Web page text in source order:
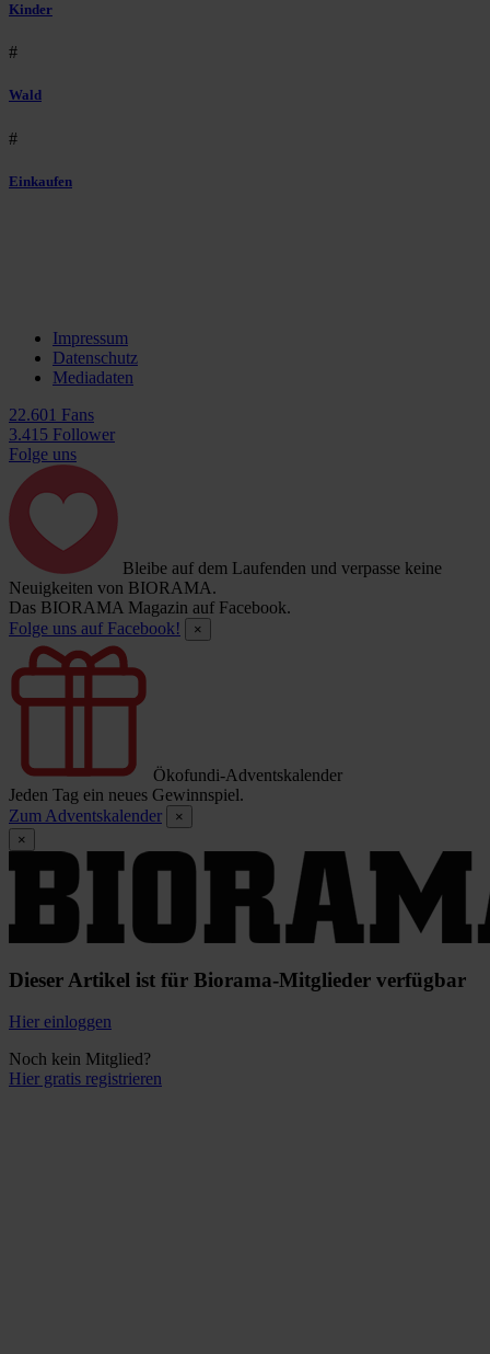
Kinder
#
Wald
#
Einkaufen
Impressum
Datenschutz
Mediadaten
22.601 Fans
3.415 Follower
Folge uns
Bleibe auf dem Laufenden und verpasse keine
Neuigkeiten von BIORAMA.
Das BIORAMA Magazin auf Facebook.
Folge uns auf Facebook!
×
Ökofundi-Adventskalender
Jeden Tag ein neues Gewinnspiel.
Zum Adventskalender
×
×
Dieser Artikel ist für Biorama-Mitglieder verfügbar
Hier einloggen
Noch kein Mitglied?
Hier gratis registrieren